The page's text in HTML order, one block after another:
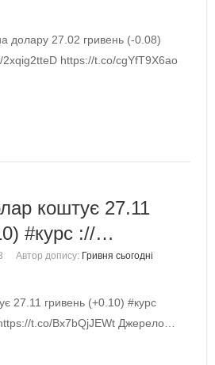
долару 27.02 гривень (-0.08)
https://t.co/cgYfT9X6ao
коштує 27.11
#курс ://…
Автор допису: Гривня сьогодні
27.11 гривень (+0.10) #курс
t.co/Bx7bQjJEWt Джерело…